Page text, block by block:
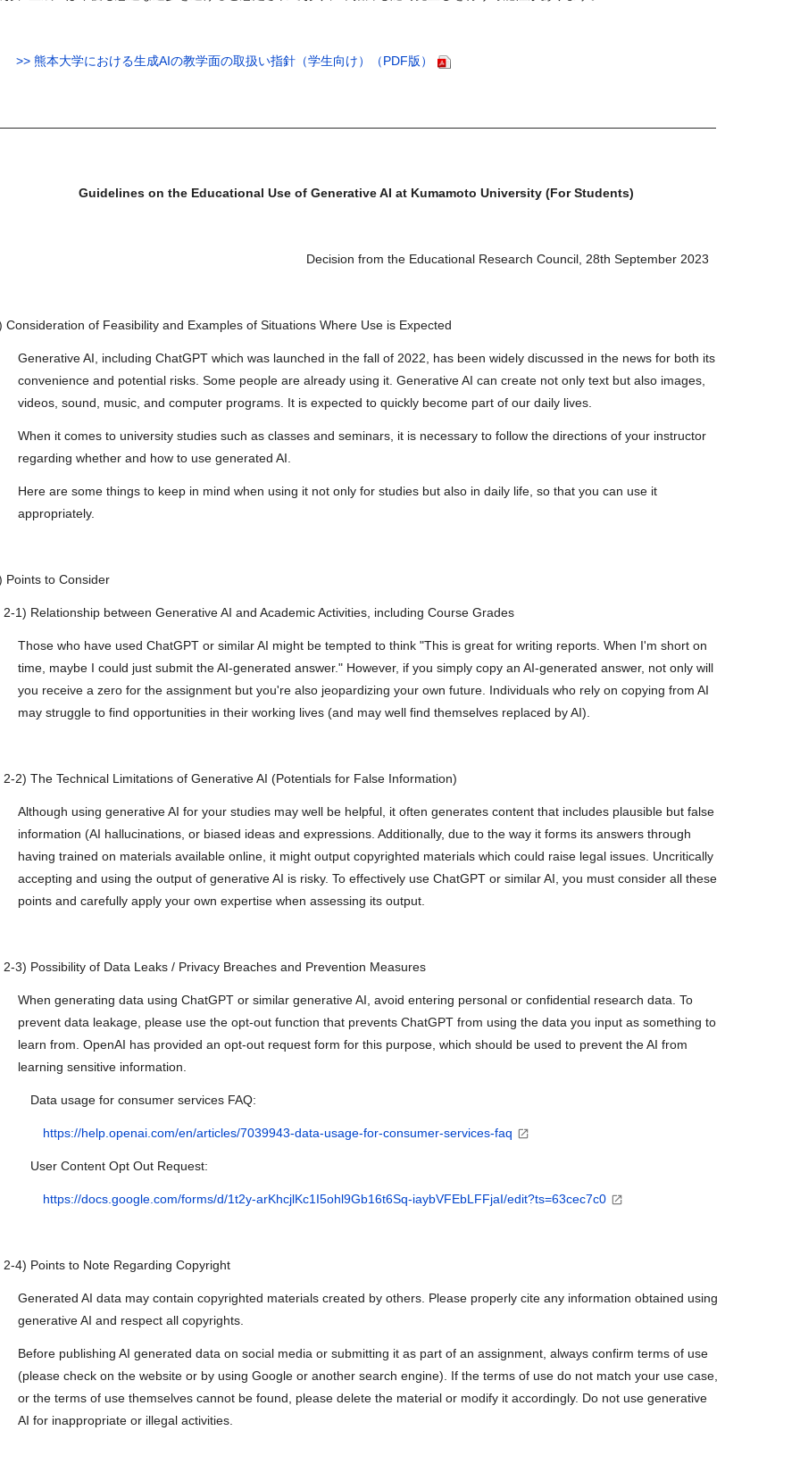
>> 熊本大学における生成AIの教学面の取扱い指針（学生向け）（PDF版）
――――――――――――――――――――――――――――――――――――――――――――――――――――――
Guidelines on the Educational Use of Generative AI at Kumamoto University (For Students)
Decision from the Educational Research Council, 28th September 2023
Consideration of Feasibility and Examples of Situations Where Use is Expected
Generative AI, including ChatGPT which was launched in the fall of 2022, has been widely discussed in the news for both its
convenience and potential risks. Some people are already using it. Generative AI can create not only text but also images,
videos, sound, music, and computer programs. It is expected to quickly become part of our daily lives.
When it comes to university studies such as classes and seminars, it is necessary to follow the directions of your instructor
regarding whether and how to use generated AI.
Here are some things to keep in mind when using it not only for studies but also in daily life, so that you can use it
appropriately.
Points to Consider
1) Relationship between Generative AI and Academic Activities, including Course Grades
Those who have used ChatGPT or similar AI might be tempted to think "This is great for writing reports. When I'm short on
time, maybe I could just submit the AI-generated answer." However, if you simply copy an AI-generated answer, not only will
you receive a zero for the assignment but you're also jeopardizing your own future. Individuals who rely on copying from AI
may struggle to find opportunities in their working lives (and may well find themselves replaced by AI).
2) The Technical Limitations of Generative AI (Potentials for False Information)
Although using generative AI for your studies may well be helpful, it often generates content that includes plausible but false
information (AI hallucinations, or biased ideas and expressions. Additionally, due to the way it forms its answers through
having trained on materials available online, it might output copyrighted materials which could raise legal issues. Uncritically
accepting and using the output of generative AI is risky. To effectively use ChatGPT or similar AI, you must consider all these
points and carefully apply your own expertise when assessing its output.
3) Possibility of Data Leaks / Privacy Breaches and Prevention Measures
When generating data using ChatGPT or similar generative AI, avoid entering personal or confidential research data. To
prevent data leakage, please use the opt-out function that prevents ChatGPT from using the data you input as something to
learn from. OpenAI has provided an opt-out request form for this purpose, which should be used to prevent the AI from
learning sensitive information.
Data usage for consumer services FAQ:
https://help.openai.com/en/articles/7039943-data-usage-for-consumer-services-faq
User Content Opt Out Request:
https://docs.google.com/forms/d/1t2y-arKhcjlKc1I5ohl9Gb16t6Sq-iaybVFEbLFFjaI/edit?ts=63cec7c0
4) Points to Note Regarding Copyright
Generated AI data may contain copyrighted materials created by others. Please properly cite any information obtained using
generative AI and respect all copyrights.
Before publishing AI generated data on social media or submitting it as part of an assignment, always confirm terms of use
(please check on the website or by using Google or another search engine). If the terms of use do not match your use case,
or the terms of use themselves cannot be found, please delete the material or modify it accordingly. Do not use generative
AI for inappropriate or illegal activities.